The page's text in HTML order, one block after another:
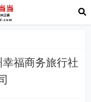
福商务旅行社